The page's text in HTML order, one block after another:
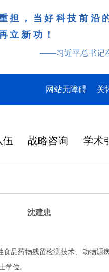
担，当好科技前沿
立新功！
——习近平总书记
网站无障碍 关
伍 战略咨询 学术
沈建忠
药物残留检测技术、动物源
学位。